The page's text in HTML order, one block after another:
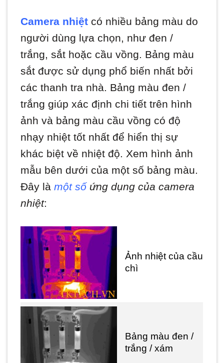
Camera nhiệt có nhiều bảng màu do
người dùng lựa chọn, như đen /
trắng, sắt hoặc cầu vồng. Bảng màu
sắt được sử dụng phổ biến nhất bởi
các thanh tra nhà. Bảng màu đen /
trắng giúp xác định chi tiết trên hình
ảnh và bảng màu cầu vồng có độ
nhạy nhiệt tốt nhất để hiển thị sự
khác biệt về nhiệt độ. Xem hình ảnh
mẫu bên dưới của một số bảng màu.
Đây làmột sốứng dụng của camera
nhiệt:
Ảnh nhiệt của cầu
chì
Bảng màu đen /
trắng / xám